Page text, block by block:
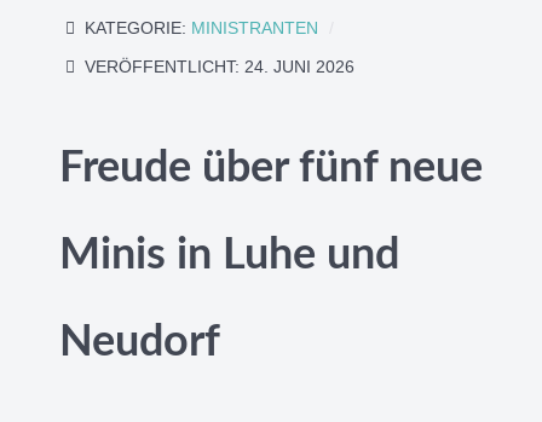
KATEGORIE: MINISTRANTEN
VERÖFFENTLICHT: 24. JUNI 2026
Freude über fünf neue
Minis in Luhe und
Neudorf